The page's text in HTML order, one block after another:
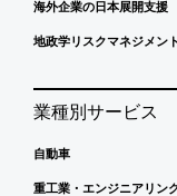
海外企業の日本展開支援
地政学リスクマネジメン
業種別サービス
自動車
重工業・エンジニアリン